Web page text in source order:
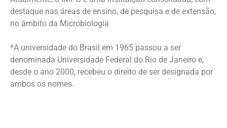
destaque nas áreas de ensino, de pesquisa e de extensão,
no âmbito da Microbiologia
*A universidade do Brasil em 1965 passou a ser
denominada Universidade Federal do Rio de Janeiro e,
desde o ano 2000, recebeu o direito de ser designada por
ambos os nomes.